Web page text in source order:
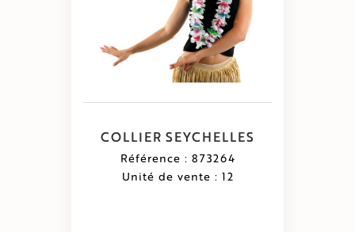
COLLIER SEYCHELLES
Référence : 873264
Unité de vente : 12